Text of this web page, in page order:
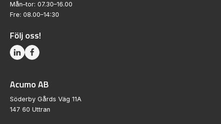
Mån–tor: 07.30–16.00
Fre: 08.00–14:30
Följ oss!
Acumo AB
Söderby Gårds Väg 11A
147 60 Uttran